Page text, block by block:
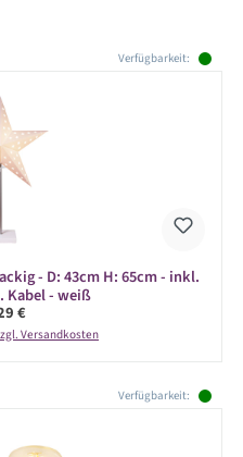
Verfügbarkeit:
- D: 43cm H: 65cm - inkl.
Kabel - weiß
Preis:
€
Versandkosten
Verfügbarkeit: